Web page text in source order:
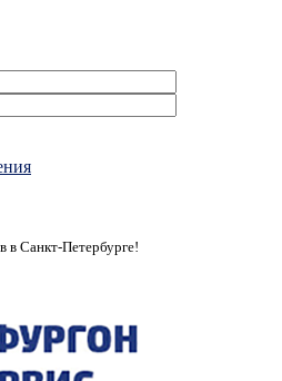
в Санкт-Петербурге!